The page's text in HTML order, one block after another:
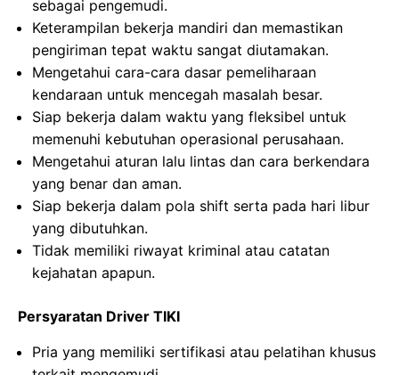
sebagai pengemudi.
Keterampilan bekerja mandiri dan memastikan
pengiriman tepat waktu sangat diutamakan.
Mengetahui cara-cara dasar pemeliharaan
kendaraan untuk mencegah masalah besar.
Siap bekerja dalam waktu yang fleksibel untuk
memenuhi kebutuhan operasional perusahaan.
Mengetahui aturan lalu lintas dan cara berkendara
yang benar dan aman.
Siap bekerja dalam pola shift serta pada hari libur
yang dibutuhkan.
Tidak memiliki riwayat kriminal atau catatan
kejahatan apapun.
Persyaratan Driver TIKI
Pria yang memiliki sertifikasi atau pelatihan khusus